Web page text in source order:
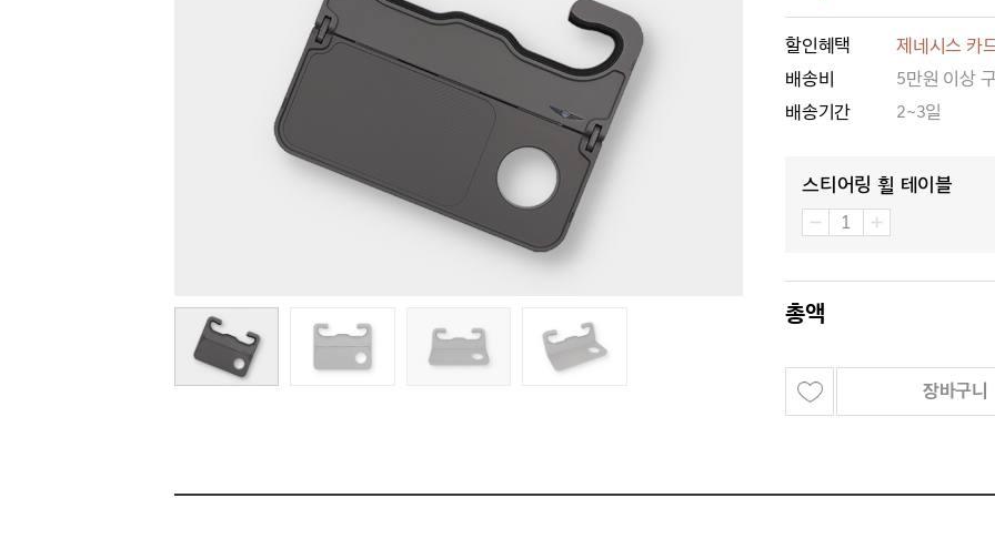
할인혜택
제네시스 카
배송비
5만원 이상
배송기간
2~3일
스티어링 휠 테이블
총액
장바구니